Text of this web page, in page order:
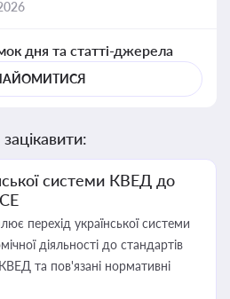
дня та статті-джерела
системи КВЕД до
перехід української системи
діяльності до стандартів
та пов'язані нормативні